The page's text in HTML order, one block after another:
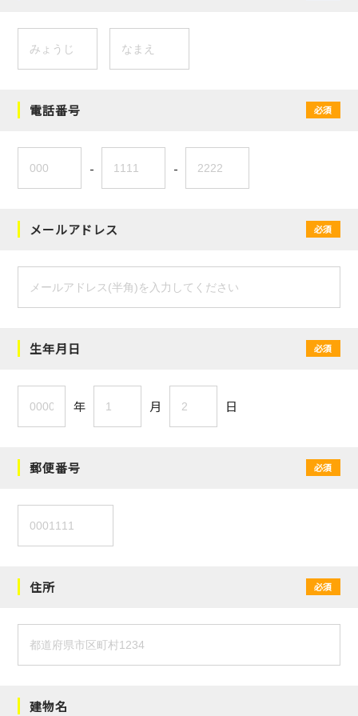
電話番号 必須
- -
メールアドレス 必須
生年月日 必須
年 月 日
郵便番号 必須
住所 必須
建物名